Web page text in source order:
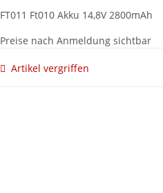
FT011 Ft010 Akku 14,8V 2800mAh
Preise nach Anmeldung sichtbar
Artikel vergriffen